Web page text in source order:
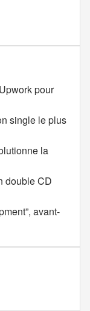
pour
single le plus
la
double CD
avant-